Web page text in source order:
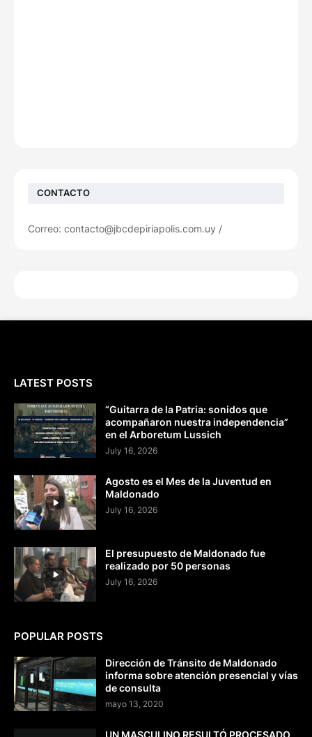
CONTACTO
Correo: contacto@jbcdepiriapolis.com.uy /
LATEST POSTS
“Guitarra de la Patria: sonidos que
acompañaron nuestra independencia”
en el Arboretum Lussich
July 16, 2026
Agosto es el Mes de la Juventud en
Maldonado
July 16, 2026
El presupuesto de Maldonado fue
realizado por 50 personas
July 16, 2026
POPULAR POSTS
Dirección de Tránsito de Maldonado
informa sobre atención presencial y vías
de consulta
mayo 13, 2020
UN MASCULINO RESULTÓ PROCESADO